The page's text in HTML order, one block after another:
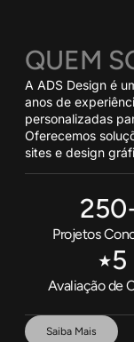
QUEM
A ADS Design é
anos de
personalizadas
Oferecemos
sites e design
Projetos
250
Avaliação de
٭5
Saiba Mais